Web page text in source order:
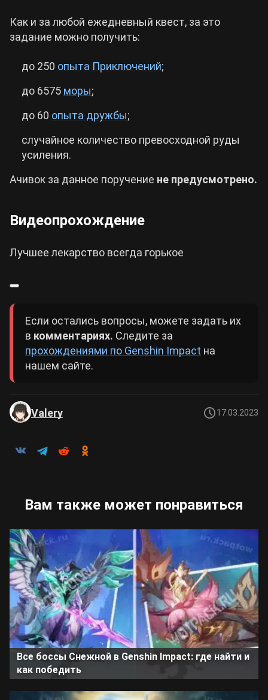
Как и за любой ежедневный квест, за это
задание можно получить:
до 250 опыта Приключений;
до 6575 моры;
до 60 опыта дружбы;
случайное количество превосходной руды
усиления.
Ачивок за данное поручение не предусмотрено.
Видеопрохождение
Лучшее лекарство всегда горькое
Если остались вопросы, можете задать их
в комментариях. Следите за
прохождениями по Genshin Impact на
нашем сайте.
Valery 17.03.2023
Вам также может понравиться
Все боссы Снежной в Genshin Impact: где найти и
как победить